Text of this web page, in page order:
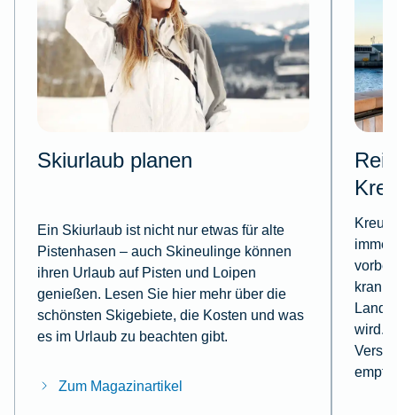
Skiurlaub planen
Ein Skiurlaub ist nicht nur etwas für alte
Pistenhasen – auch Skineulinge können
ihren Urlaub auf Pisten und Loipen
genießen. Lesen Sie hier mehr über die
schönsten Skigebiete, die Kosten und was
es im Urlaub zu beachten gibt.
Zum Magazinartikel
krank
wird.